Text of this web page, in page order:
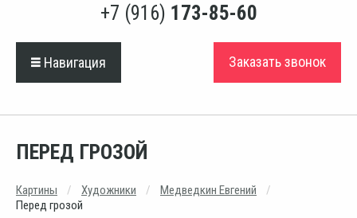
+7 (916) 173-85-60
Навигация Заказать звонок
ПЕРЕД ГРОЗОЙ
Картины Художники
Медведкин Евгений
Перед грозой